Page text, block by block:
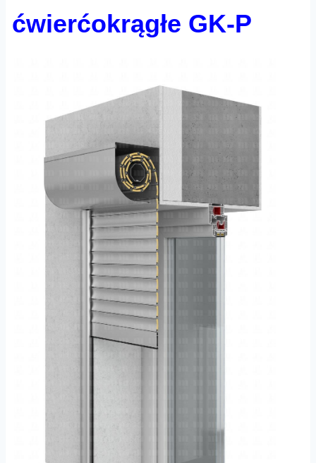
ćwierćokrągłe GK-P